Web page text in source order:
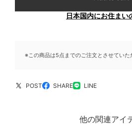
日本国内にお住まい
※この商品は5点までのご注文とさせていた
POST SHARE LINE
他の関連アイ